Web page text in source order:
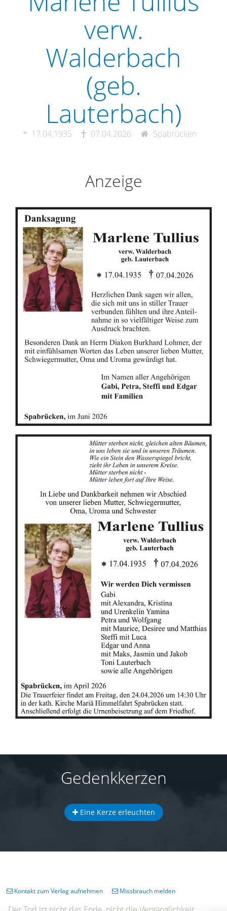
verw.
Walderbach
(geb.
Lauterbach)
17.04.1935 07.04.2026 Spabrücken
Anzeige
Gedenkkerzen
Eine Kerze erleuchten
Kontakt zum Verlag aufnehmen Missbrauch melden